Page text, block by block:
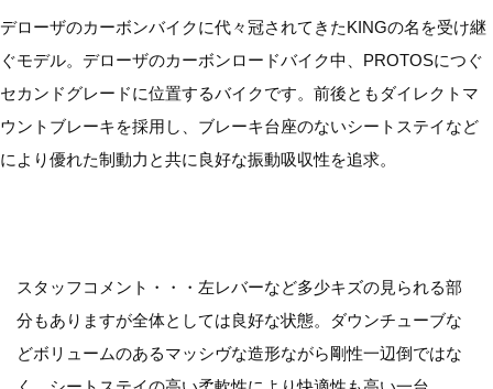
デローザのカーボンバイクに代々冠されてきたKINGの名を受け継
ぐモデル。デローザのカーボンロードバイク中、PROTOSにつぐ
セカンドグレードに位置するバイクです。前後ともダイレクトマ
ウントブレーキを採用し、ブレーキ台座のないシートステイなど
により優れた制動力と共に良好な振動吸収性を追求。
スタッフコメント・・・左レバーなど多少キズの見られる部
分もありますが全体としては良好な状態。ダウンチューブな
どボリュームのあるマッシヴな造形ながら剛性一辺倒ではな